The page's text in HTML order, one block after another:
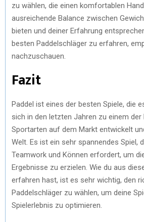
zu wählen, die einen komfortablen
ausreichende Balance zwischen
bieten und deiner Erfahrung
besten Paddelschläger zu erfahren,
nachzuschauen.
Fazit
Paddel ist eines der besten Spiele, die
sich in den letzten Jahren zu einem der
Sportarten auf dem Markt entwickelt
Welt. Es ist ein sehr spannendes Spiel,
Teamwork und Können erfordert, um
Ergebnisse zu erzielen. Wie du aus
erfahren hast, ist es sehr wichtig, den
Paddelschläger zu wählen, um deine
Spielerlebnis zu optimieren.